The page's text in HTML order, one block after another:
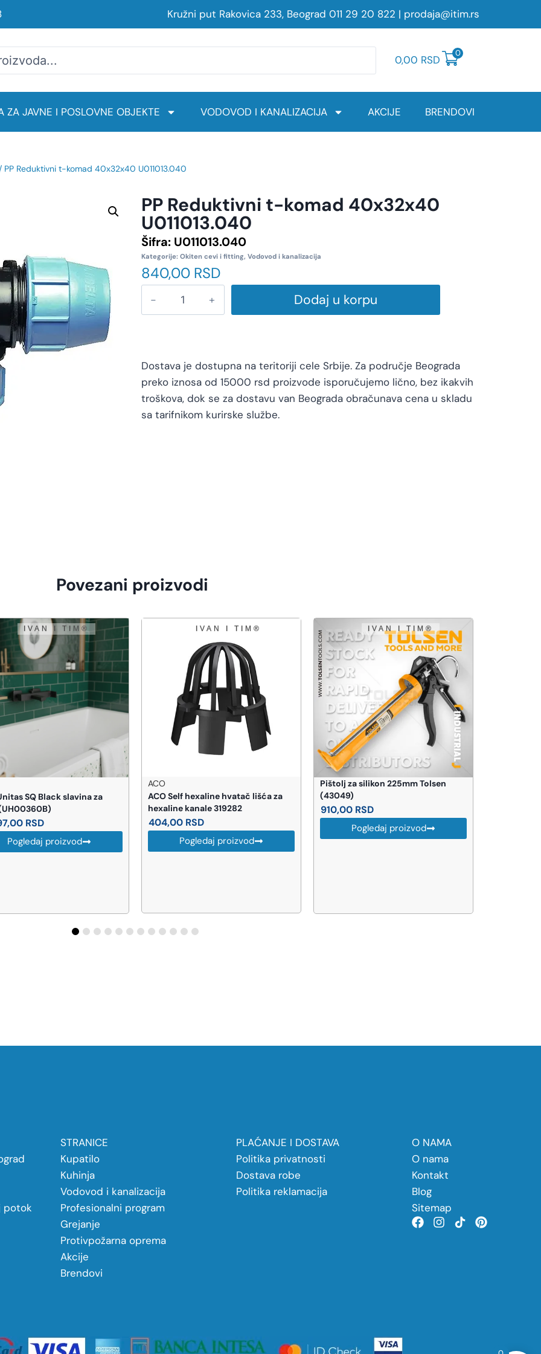
Kružni put Rakovica 233, Beograd 011 29 20 822 | prodaja@itim.rs
0,00 RSD
0
ZA JAVNE I POSLOVNE OBJEKTE VODOVOD I KANALIZACIJA AKCIJE BRENDOVI
/ PP Reduktivni t-komad 40x32x40 U011013.040
PP Reduktivni t-komad 40x32x40
U011013.040
Šifra: U011013.040
Kategorije: Okiten cevi i fitting, Vodovod i kanalizacija
840,00 RSD
Dodaj u korpu
Dostava je dostupna na teritoriji cele Srbije. Za područje Beograda
preko iznosa od 15000 rsd proizvode isporučujemo lično, bez ikakvih
troškova, dok se za dostavu van Beograda obračunava cena u skladu
sa tarifnikom kurirske službe.
Povezani proizvodi
SQ Black slavina za
RSD
Pogledaj proizvod
ACO
ACO Self hexaline hvatač lišća za
hexaline kanale 319282
404,00 RSD
Pogledaj proizvod
Pištolj za silikon 225mm Tolsen
(43049)
910,00 RSD
Pogledaj proizvod
potok
STRANICE
Kupatilo
Kuhinja
Vodovod i kanalizacija
Profesionalni program
Grejanje
Protivpožarna oprema
Akcije
Brendovi
PLAĆANJE I DOSTAVA
Politika privatnosti
Dostava robe
Politika reklamacija
O NAMA
O nama
Kontakt
Blog
Sitemap